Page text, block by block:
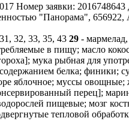
Номер заявки: 2016748643
"Панорама",
32, 33, 35, 43 29 -
в пищу; масло
мука рыбная для
белка; финики;
яблочное; муссы
перец];
пищевые; мозг
тепловой